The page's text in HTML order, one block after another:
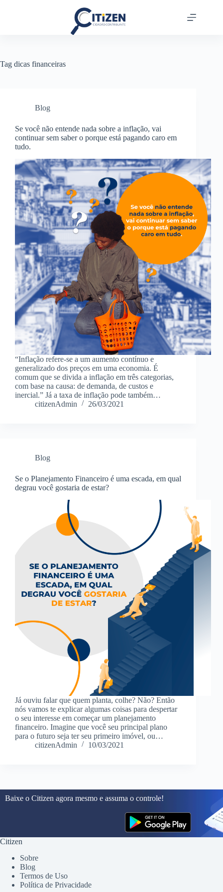
Tag dicas financeiras
Blog
Se você não entende nada sobre a inflação, vai
continuar sem saber o porque está pagando caro em
tudo.
“Inflação refere-se a um aumento contínuo e
generalizado dos preços em uma economia. É
comum que se divida a inflação em três categorias,
com base na causa: de demanda, de custos e
inercial.” Já a taxa de inflação pode também…
citizenAdmin
26/03/2021
Blog
Se o Planejamento Financeiro é uma escada, em qual
degrau você gostaria de estar?
Já ouviu falar que quem planta, colhe? Não? Então
nós vamos te explicar algumas coisas para despertar
o seu interesse em começar um planejamento
financeiro. Imagine que você seu principal plano
para o futuro seja ter seu primeiro imóvel, ou…
citizenAdmin
10/03/2021
Baixe o Citizen agora mesmo e assuma o controle!
Citizen
Sobre
Blog
Termos de Uso
Política de Privacidade